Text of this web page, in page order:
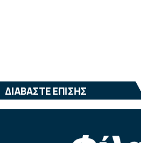
ΔΙΑΒΑΣΤΕ ΕΠΙΣΗΣ